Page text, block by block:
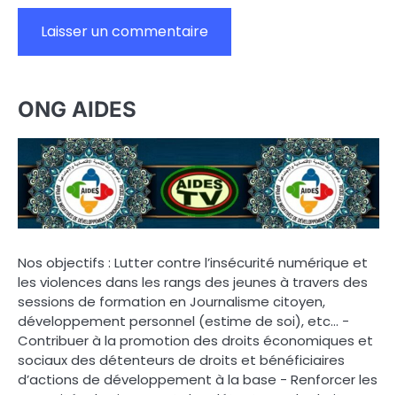
ONG AIDES
Nos objectifs : Lutter contre l’insécurité numérique et
les violences dans les rangs des jeunes à travers des
sessions de formation en Journalisme citoyen,
développement personnel (estime de soi), etc… -
Contribuer à la promotion des droits économiques et
sociaux des détenteurs de droits et bénéficiaires
d’actions de développement à la base - Renforcer les